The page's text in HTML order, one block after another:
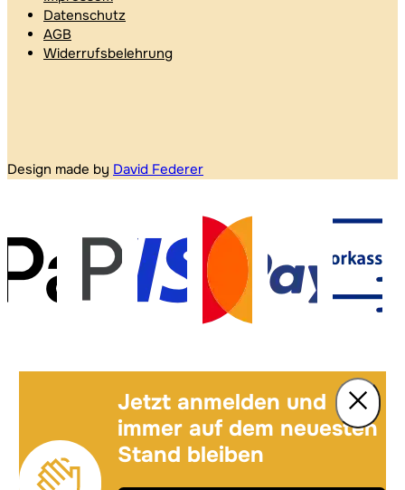
Datenschutz
AGB
Widerrufsbelehrung
Design made by David Federer
Jetzt anmelden und
immer auf dem neuesten
Stand bleiben